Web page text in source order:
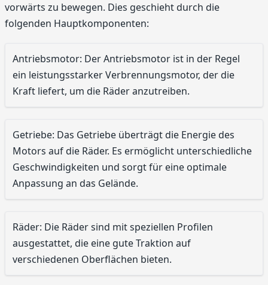
vorwärts zu bewegen. Dies geschieht durch die
folgenden Hauptkomponenten:
Antriebsmotor: Der Antriebsmotor ist in der Regel
ein leistungsstarker Verbrennungsmotor, der die
Kraft liefert, um die Räder anzutreiben.
Getriebe: Das Getriebe überträgt die Energie des
Motors auf die Räder. Es ermöglicht unterschiedliche
Geschwindigkeiten und sorgt für eine optimale
Anpassung an das Gelände.
Räder: Die Räder sind mit speziellen Profilen
ausgestattet, die eine gute Traktion auf
verschiedenen Oberflächen bieten.